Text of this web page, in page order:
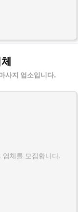
사지 업소입니다.
업체를 모집합니다.